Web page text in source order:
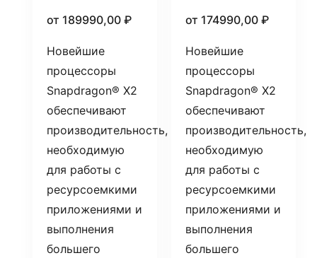
от 189990,00 ₽
Новейшие
процессоры
Snapdragon® X2
обеспечивают
производительность,
необходимую
для работы с
ресурсоемкими
приложениями и
выполнения
большего
от 174990,00 ₽
Новейшие
процессоры
Snapdragon® X2
обеспечивают
производительность,
необходимую
для работы с
ресурсоемкими
приложениями и
выполнения
большего